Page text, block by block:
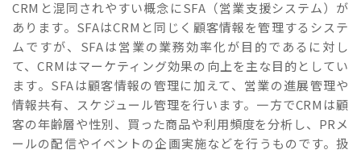
CRMと混同されやすい概念にSFA（営業支援システム）が
あります。SFAはCRMと同じく顧客情報を管理するシステ
ムですが、SFAは営業の業務効率化が目的であるに対し
て、CRMはマーケティング効果の向上を主な目的としてい
ます。SFAは顧客情報の管理に加えて、営業の進展管理や
情報共有、スケジュール管理を行います。一方でCRMは顧
客の年齢層や性別、買った商品や利用頻度を分析し、PRメ
ールの配信やイベントの企画実施などを行うものです。扱